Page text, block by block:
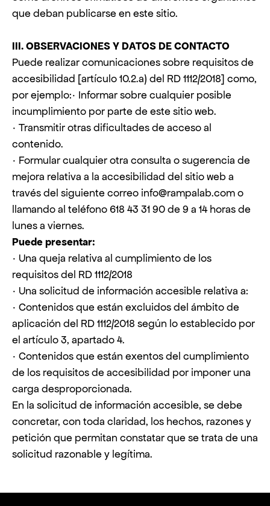
que deban publicarse en este sitio.
III. OBSERVACIONES Y DATOS DE CONTACTO
Puede realizar comunicaciones sobre requisitos de
accesibilidad [artículo 10.2.a) del RD 1112/2018] como,
por ejemplo:· Informar sobre cualquier posible
incumplimiento por parte de este sitio web.
· Transmitir otras dificultades de acceso al
contenido.
· Formular cualquier otra consulta o sugerencia de
mejora relativa a la accesibilidad del sitio web a
través del siguiente correo info@rampalab.com o
llamando al teléfono 618 43 31 90 de 9 a 14 horas de
lunes a viernes.
Puede presentar:
· Una queja relativa al cumplimiento de los
requisitos del RD 1112/2018
· Una solicitud de información accesible relativa a:
· Contenidos que están excluidos del ámbito de
aplicación del RD 1112/2018 según lo establecido por
el artículo 3, apartado 4.
· Contenidos que están exentos del cumplimiento
de los requisitos de accesibilidad por imponer una
carga desproporcionada.
En la solicitud de información accesible, se debe
concretar, con toda claridad, los hechos, razones y
petición que permitan constatar que se trata de una
solicitud razonable y legítima.